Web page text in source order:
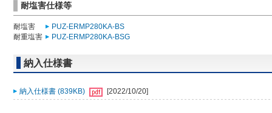
耐塩害仕様等
耐塩害
PUZ-ERMP280KA-BS
耐重塩害
PUZ-ERMP280KA-BSG
納入仕様書
納入仕様書 (839KB) [2022/10/20]